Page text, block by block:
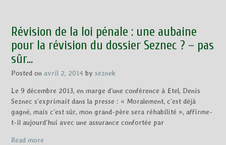
Révision de la loi pénale : une aubaine
pour la révision du dossier Seznec ? – pas
sûr…
Posted on avril 2, 2014 by seznek
Le 9 décembre 2013, en marge d’une conférence à Etel, Denis
Seznec s’exprimait dans la presse : « Moralement, c’est déjà
gagné, mais c’est sûr, mon grand-père sera réhabilité », affirme-
t-il aujourd’hui avec une assurance confortée par
Read more